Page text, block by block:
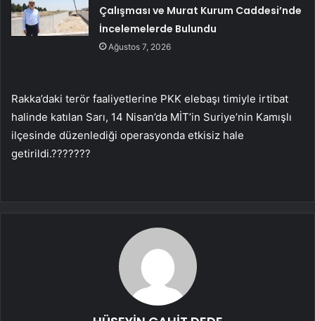
Çalışması ve Murat Kurum Caddesi’nde
İncelemelerde Bulundu
Ağustos 7, 2026
Rakka’daki terör faaliyetlerine PKK elebaşı timiyle irtibat
halinde katılan Sarı, 14 Nisan’da MİT’in Suriye’nin Kamışlı
ilçesinde düzenlediği operasyonda etkisiz hale
getirildi.???????